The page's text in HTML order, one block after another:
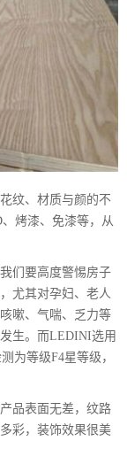
纹、材质与颜的不
烤漆、免漆等，从
们要高度警惕房子
尤其对孕妇、老人
嗽、气喘、乏力等
生。而LEDINI选用
为等级F4星等级，
品表面无差，纹路
彩，装饰效果很美